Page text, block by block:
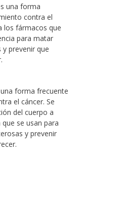
una forma
contra el
los fármacos que
para matar
y prevenir que
forma frecuente
el cáncer. Se
del cuerpo a
se usan para
y prevenir